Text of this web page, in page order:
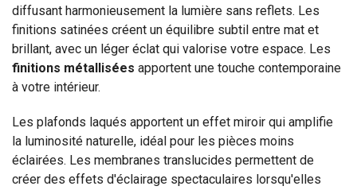
diffusant harmonieusement la lumière sans reflets. Les
finitions satinées créent un équilibre subtil entre mat et
brillant, avec un léger éclat qui valorise votre espace. Les
finitions métallisées apportent une touche contemporaine
à votre intérieur.
Les plafonds laqués apportent un effet miroir qui amplifie
la luminosité naturelle, idéal pour les pièces moins
éclairées. Les membranes translucides permettent de
créer des effets d'éclairage spectaculaires lorsqu'elles